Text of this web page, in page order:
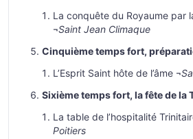
La conquête du Royaume
¬Saint Jean Climaque
Cinquième temps fort,
L’Esprit Saint hôte de l’âme ¬
Sixième temps fort, la fête de la
La table de l’hospitalité
Poitiers